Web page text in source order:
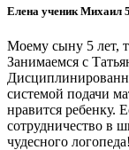
Елена ученик Михаил
Моему сыну 5 лет,
Занимаемся с
системой подачи
нравится ребенку.
сотрудничество в
чудесного логопеда!